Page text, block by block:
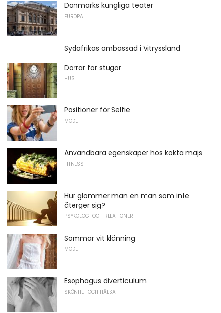
Danmarks kungliga teater
EUROPA
Sydafrikas ambassad i Vitryssland
Dörrar för stugor
HUS
Positioner för Selfie
MODE
Användbara egenskaper hos kokta majs
FITNESS
Hur glömmer man en man som inte
återger sig?
PSYKOLOGI OCH RELATIONER
Sommar vit klänning
MODE
Esophagus diverticulum
SKÖNHET OCH HÄLSA